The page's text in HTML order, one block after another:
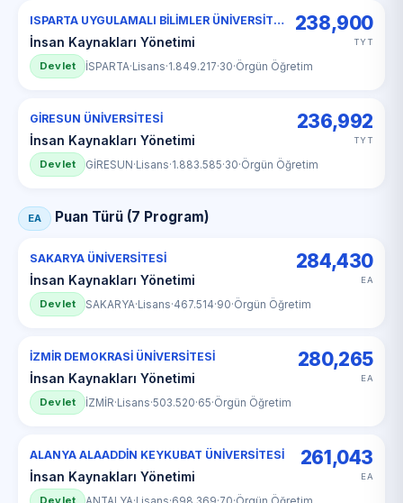
ISPARTA UYGULAMALI BİLİMLER ÜNİVERSİTESİ
İnsan Kaynakları Yönetimi
238,900
TYT
Devlet İSPARTA·Lisans·1.849.217·30·Örgün Öğretim
GİRESUN ÜNİVERSİTESİ
İnsan Kaynakları Yönetimi
236,992
TYT
Devlet GİRESUN·Lisans·1.883.585·30·Örgün Öğretim
EA Puan Türü (7 Program)
SAKARYA ÜNİVERSİTESİ
İnsan Kaynakları Yönetimi
284,430
EA
Devlet SAKARYA·Lisans·467.514·90·Örgün Öğretim
İZMİR DEMOKRASİ ÜNİVERSİTESİ
İnsan Kaynakları Yönetimi
280,265
EA
Devlet İZMİR·Lisans·503.520·65·Örgün Öğretim
ALANYA ALAADDİN KEYKUBAT ÜNİVERSİTESİ
İnsan Kaynakları Yönetimi
261,043
EA
Devlet